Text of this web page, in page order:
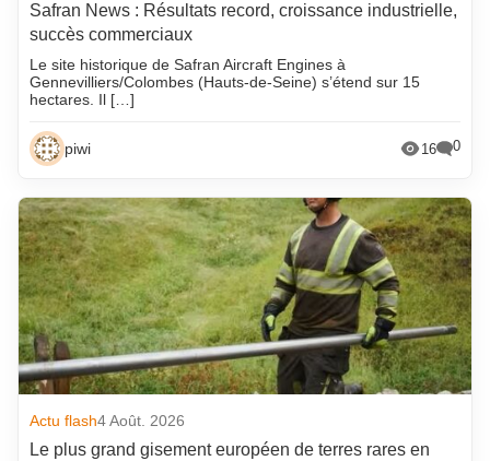
Safran News : Résultats record, croissance industrielle,
succès commerciaux
Le site historique de Safran Aircraft Engines à
Gennevilliers/Colombes (Hauts-de-Seine) s’étend sur 15
hectares. Il […]
piwi 16 0
Actu flash4 Août. 2026
Le plus grand gisement européen de terres rares en